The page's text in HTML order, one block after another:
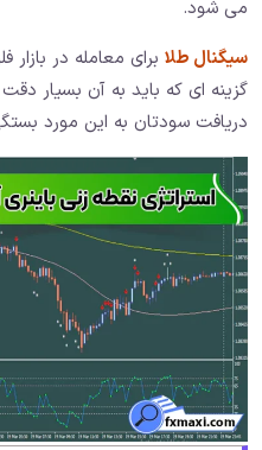
می شود.
سیگنال طلا برای معامله در بازار
گزینه ای که باید به آن بسیار
دریافت سودتان به این مورد